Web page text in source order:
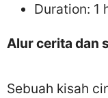
Duration: 1
Alur cerita dan
Sebuah kisah